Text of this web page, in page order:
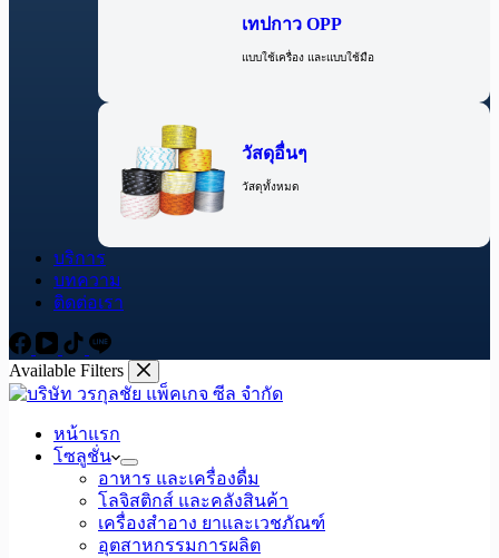
เทปกาว OPP
แบบใช้เครื่อง และแบบใช้มือ
วัสดุอื่นๆ
วัสดุทั้งหมด
บริการ
บทความ
ติดต่อเรา
Available Filters
หน้าแรก
โซลูชั่น
อาหาร และเครื่องดื่ม
โลจิสติกส์ และคลังสินค้า
เครื่องสำอาง ยาและเวชภัณฑ์
อุตสาหกรรมการผลิต